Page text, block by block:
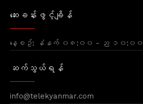
ဆေးခန်းဖွင့်ချိန်
နေ့စဥ်: နံနက် ၀၈:၀၀ - ည ၁၀:၀၀
ဆက်သွယ်ရန်
info@telekyanmar.com